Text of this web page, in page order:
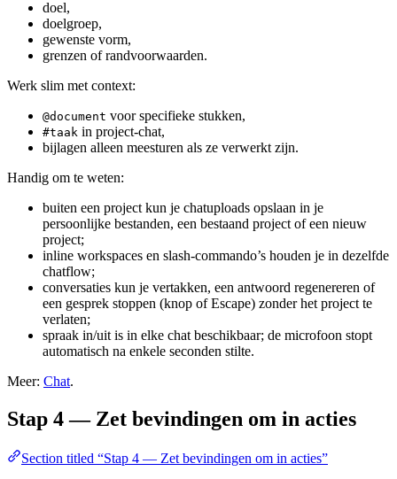
doel,
doelgroep,
gewenste vorm,
grenzen of randvoorwaarden.
Werk slim met context:
@document voor specifieke stukken,
#taak in project-chat,
bijlagen alleen meesturen als ze verwerkt zijn.
Handig om te weten:
buiten een project kun je chatuploads opslaan in je
persoonlijke bestanden, een bestaand project of een nieuw
project;
inline workspaces en slash-commando’s houden je in dezelfde
chatflow;
conversaties kun je vertakken, een antwoord regenereren of
een gesprek stoppen (knop of Escape) zonder het project te
verlaten;
spraak in/uit is in elke chat beschikbaar; de microfoon stopt
automatisch na enkele seconden stilte.
Meer: Chat.
Stap 4 — Zet bevindingen om in acties
Section titled “Stap 4 — Zet bevindingen om in acties”